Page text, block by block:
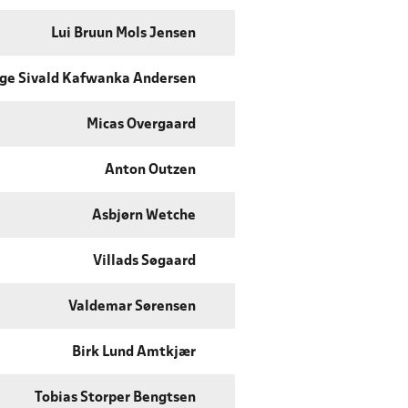
Lui Bruun Mols Jensen
Sivald Kafwanka Andersen
Micas Overgaard
Anton Outzen
Asbjørn Wetche
Villads Søgaard
Valdemar Sørensen
Birk Lund Amtkjær
Tobias Storper Bengtsen